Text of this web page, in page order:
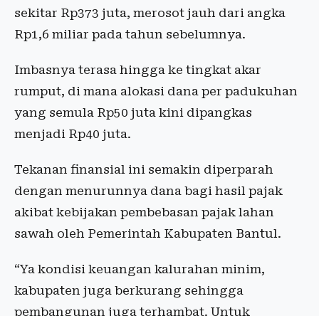
sekitar Rp373 juta, merosot jauh dari angka
Rp1,6 miliar pada tahun sebelumnya.
Imbasnya terasa hingga ke tingkat akar
rumput, di mana alokasi dana per padukuhan
yang semula Rp50 juta kini dipangkas
menjadi Rp40 juta.
Tekanan finansial ini semakin diperparah
dengan menurunnya dana bagi hasil pajak
akibat kebijakan pembebasan pajak lahan
sawah oleh Pemerintah Kabupaten Bantul.
“Ya kondisi keuangan kalurahan minim,
kabupaten juga berkurang sehingga
pembangunan juga terhambat. Untuk